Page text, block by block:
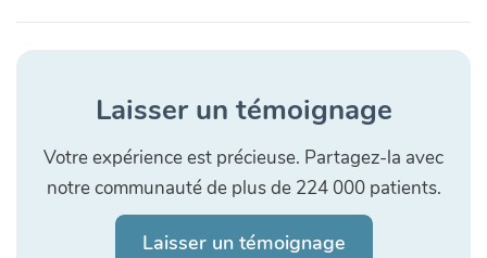
Laisser un témoignage
Votre expérience est précieuse. Partagez-la avec
notre communauté de plus de 224 000 patients.
Laisser un témoignage